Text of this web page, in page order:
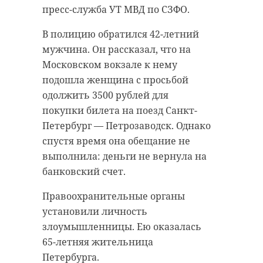
пресс-служба УТ МВД по СЗФО.
В полицию обратился 42-летний
мужчина. Он рассказал, что на
Московском вокзале к нему
подошла женщина с просьбой
одолжить 3500 рублей для
покупки билета на поезд Санкт-
Петербург — Петрозаводск. Однако
спустя время она обещание не
выполнила: деньги не вернула на
банковский счет.
Правоохранительные органы
установили личность
злоумышленницы. Ею оказалась
65-летняя жительница
Петербурга.
местную школу №1 и
индустриальный техникум, а
затем работал на
автопредприятиях города. Осенью
2022 года ленинградец был
призван на защиту Родины в
рамках частичной мобилизации
В ходе боевых действий, 27 ноября
2025 года, Михаил Викторович
получил тяжелое ранение. Более
10 месяцев он боролся за жизнь в
госпиталях Москвы. Однако 10
марта 2026 года сердце героя
остановилось.
Соболезнования родным и
47 регионе, иметь высшее
опыт и не иметь судимостей.
Мультикластер во Всеволожске
стал основной площадкой проекта
— там прошел первый из четырех
обучающих модулей. Сейчас
участники подходят к финалу.
Завершение курса "Эффективный
руководитель государственного и
муниципального управления"
года.
На заседании Общественного
совета программы губернатор
Александр Дрозденко подчеркнул